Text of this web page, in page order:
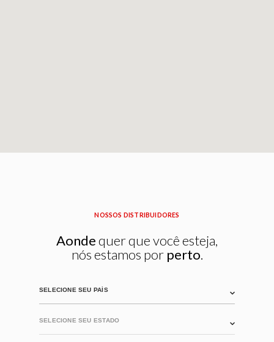
NOSSOS DISTRIBUIDORES
Aondequer que você esteja,
nós estamos por perto.